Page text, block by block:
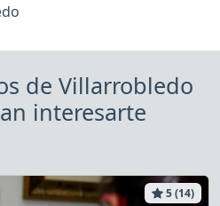
de Villarrobledo
interesarte
5 (14)